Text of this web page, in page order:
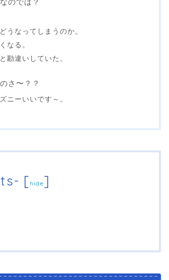
うなってしまうのか。
なる。
勘違いしていた。
さ〜？？
ニーいいです～。
[ hide]